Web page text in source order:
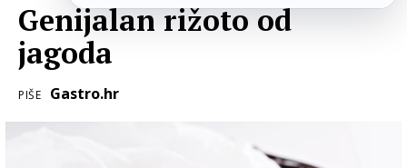
Genijalan rižoto od
jagoda
PIŠE Gastro.hr